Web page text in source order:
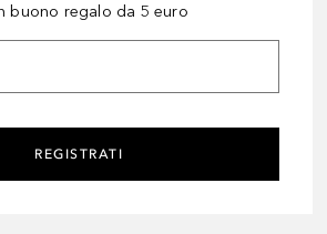
buono regalo da 5 euro
REGISTRATI